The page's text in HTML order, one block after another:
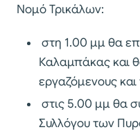
Νομό Τρικάλων:
στη 1.00 μμ θα
Καλαμπάκας και
εργαζόμενους
στις 5.00 μμ θα
Συλλόγου των